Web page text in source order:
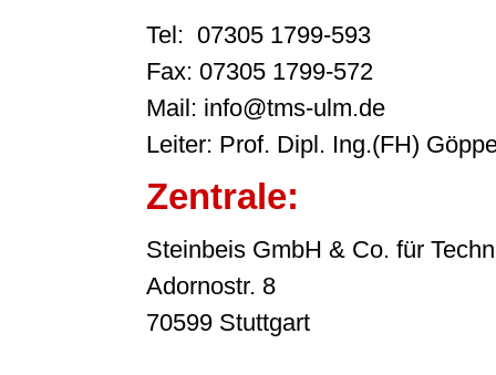
Tel: 07305 1799-593
Fax: 07305 1799-572
Mail: info@tms-ulm.de
Leiter: Prof. Dipl. Ing.(FH)
Zentrale:
Steinbeis GmbH & Co. für
Adornostr. 8
70599 Stuttgart